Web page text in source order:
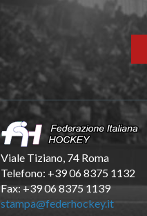
Viale Tiziano, 74 Roma
Telefono: +39 06 8375 1132
Fax: +39 06 8375 1139
stampa@federhockey.it